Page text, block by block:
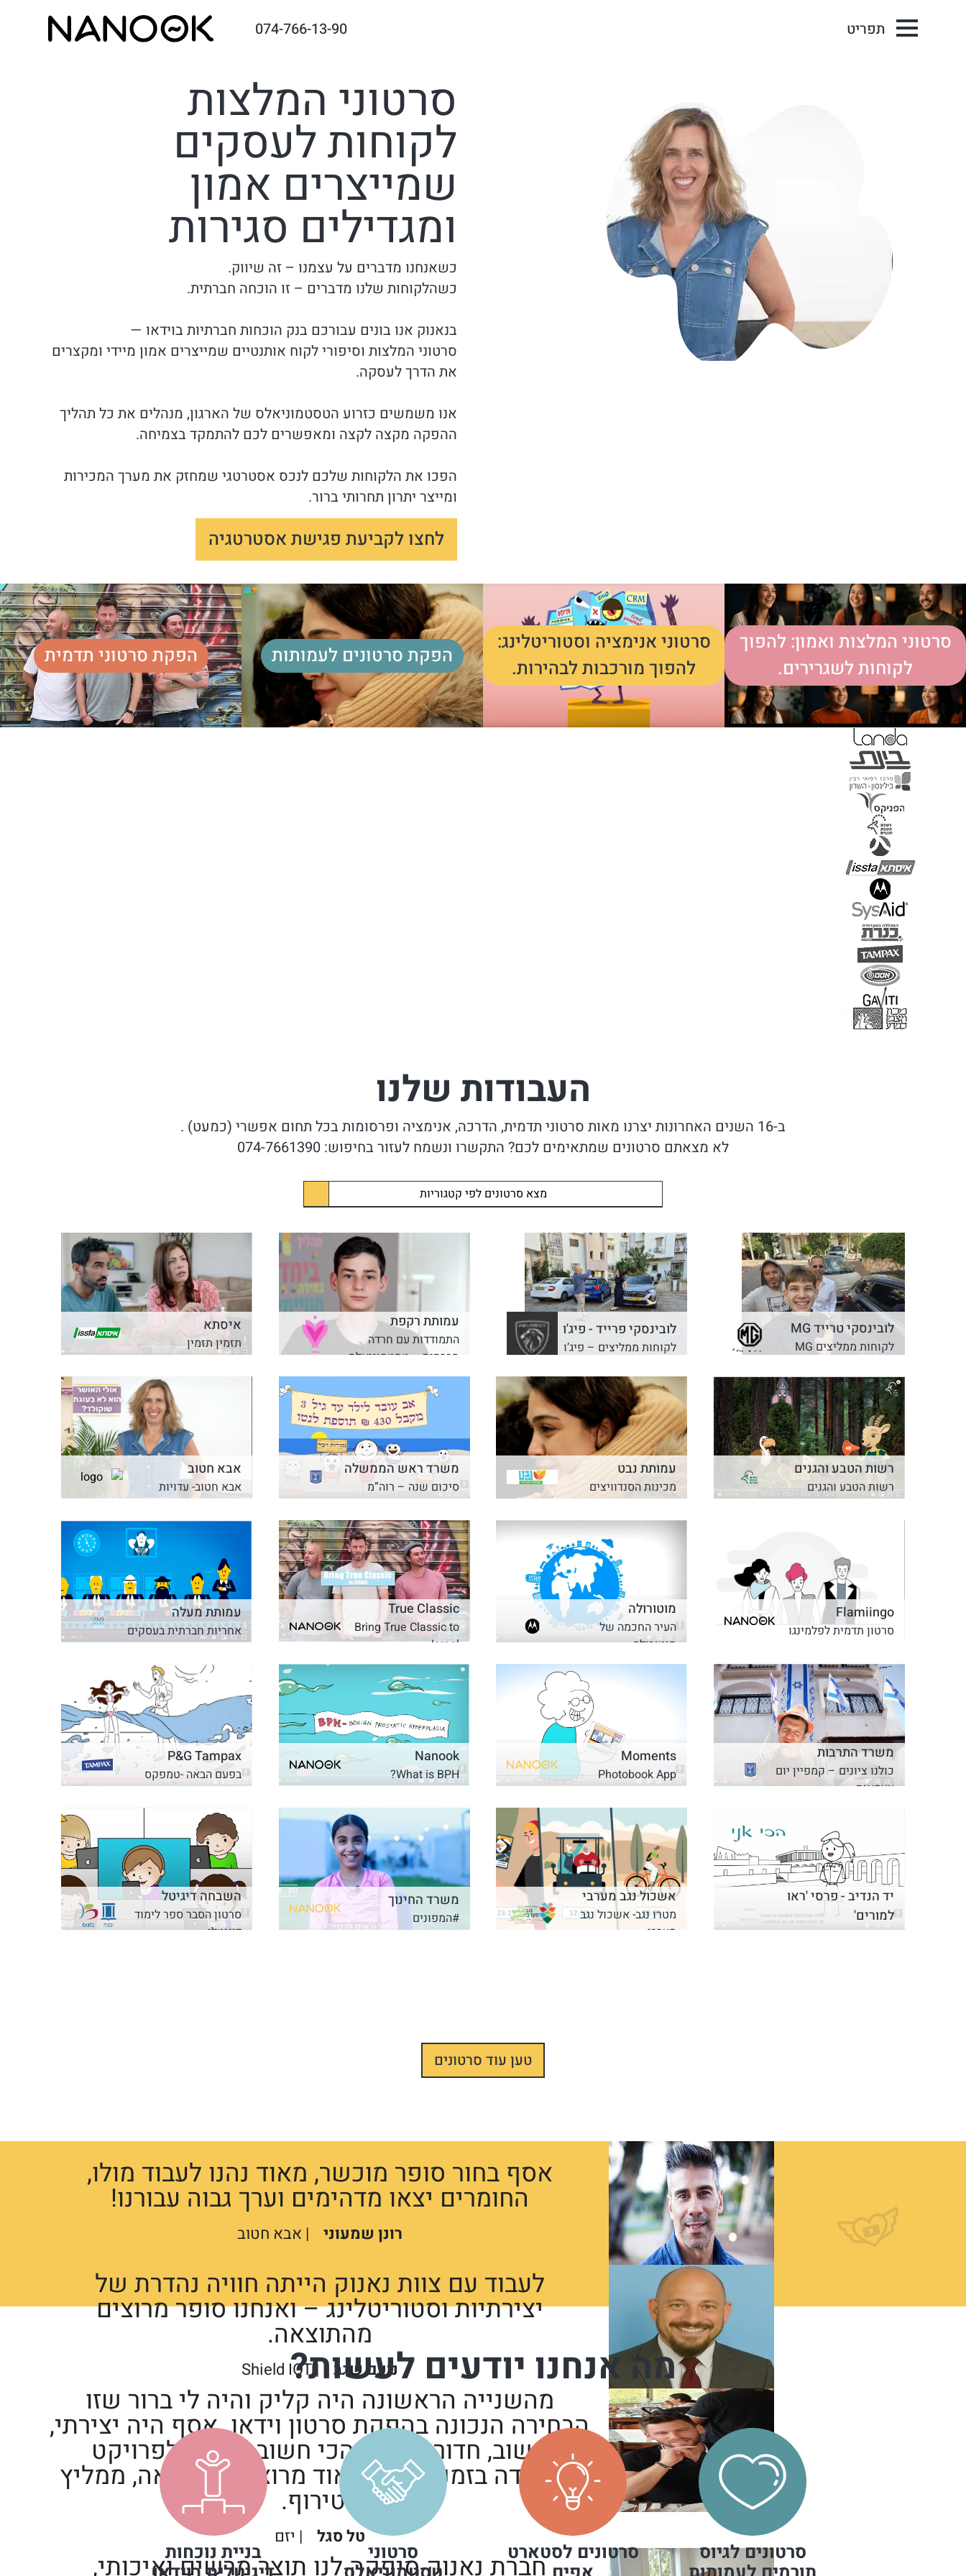
תפריט 074-766-13-90
סרטוני המלצות
לקוחות לעסקים
שמייצרים אמון
ומגדילים סגירות
כשאנחנו מדברים על עצמנו – זה שיווק.
כשהלקוחות שלנו מדברים – זו הוכחה חברתית.
בנאנוק אנו בונים עבורכם בנק הוכחות חברתיות בוידאו —
סרטוני המלצות וסיפורי לקוח אותנטיים שמייצרים אמון מיידי ומקצרים
את הדרך לעסקה.
אנו משמשים כזרוע הטסטמוניאלס של הארגון, מנהלים את כל תהליך
ההפקה מקצה לקצה ומאפשרים לכם להתמקד בצמיחה.
הפכו את הלקוחות שלכם לנכס אסטרטגי שמחזק את מערך המכירות
ומייצר יתרון תחרותי ברור.
לחצו לקביעת פגישת אסטרטגיה
סרטוני המלצות ואמון: להפוך
לקוחות לשגרירים.
סרטוני אנימציה וסטוריטלינג:
להפוך מורכבות לבהירות.
הפקת סרטונים לעמותות הפקת סרטוני תדמית
העבודות שלנו
ב-16 השנים האחרונות יצרנו מאות סרטוני תדמית, הדרכה, אנימציה ופרסומות בכל תחום אפשרי (כמעט) .
לא מצאתם סרטונים שמתאימים לכם? התקשרו ונשמח לעזור בחיפוש: 074-7661390
מצא סרטונים לפי קטגוריות
לובינסקי טרייד MG
לקוחות ממליצים MG
לובינסקי פרייד - פיג'ו
לקוחות ממליצים – פיג’ו
עמותת רקפת
התמודדות עם חרדה
חברתית – טסטמוניאלס
איסתא
תזמין תזמין
רשות הטבע והגנים
רשות הטבע והגנים
עמותת נבט
מכינות הסנדוויצים
משרד ראש הממשלה
סיכום שנה – רוה”מ
אבא חטוב
אבא חטוב- עדויות
Flamiingo
סרטון תדמית לפלמינגו
מוטורולה
העיר החכמה של
מוטורולה
True Classic
Bring True Classic to
Israel
עמותת מעלה
אחריות חברתית בעסקים
משרד התרבות
כולנו ציונים – קמפיין יום
עצמאות
Moments
Photobook App
Nanook
What is BPH?
P&G Tampax
בפעם הבאה -טמפקס
יד הנדיב - פרסי 'ראו
למורים'
פרס המורה יד הנדיב
אשכול נגב מערבי
מטרו נגב- אשכול נגב
מערבי
משרד החינוך
#המפונים
השבחה דיגיטל
סרטון הסבר ספר לימוד
דיגיטלי
טען עוד סרטונים
אסף בחור סופר מוכשר, מאוד נהנו לעבוד מולו,
החומרים יצאו מדהימים וערך גבוה עבורנו!
רונן שמעוני | אבא חטוב
לעבוד עם צוות נאנוק הייתה חוויה נהדרת של
יצירתיות וסטוריטלינג – ואנחנו סופר מרוצים
מהתוצאה.
נועם שגב | Shield IOT
מהשנייה הראשונה היה קליק והיה לי ברור שזו
הבחירה הנכונה בהפקת סרטון וידאו. אסף היה יצירתי,
קשוב, חדור מטרה והכי חשוב, מחויב לפרויקט
ולעמידה בזמנים. אני מאוד מרוצה מהתוצאה, ממליץ
בטירוף.
טל סגל | יזם
חברת נאנוק סיפקה לנו תוצר מרשים ואיכותי,
מה אנחנו יודעים לעשות?
סרטונים לגיוס סרטונים לסטארט סרטוני בניית נוכחות